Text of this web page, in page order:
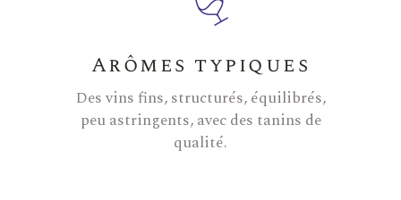
Arômes typiques
Des vins fins, structurés, équilibrés,
peu astringents, avec des tanins de
qualité.